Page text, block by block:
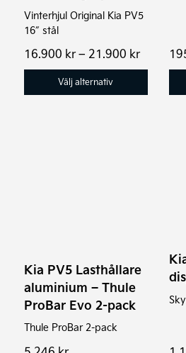
Vinterhjul Original Kia PV5
16″ stål
16.900 kr– 21.900 kr
16.900
21.900
Välj alternativ
produktsidan
Kia PV5 Lasthållare
aluminium – Thule
ProBar Evo 2-pack
Thule ProBar 2-pack